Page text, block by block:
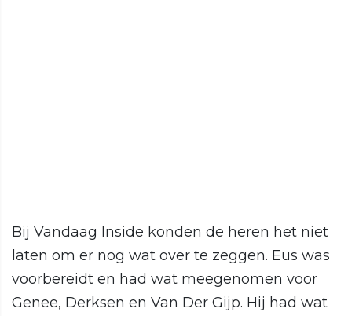
Bij Vandaag Inside konden de heren het niet
laten om er nog wat over te zeggen. Eus was
voorbereidt en had wat meegenomen voor
Genee, Derksen en Van Der Gijp. Hij had wat